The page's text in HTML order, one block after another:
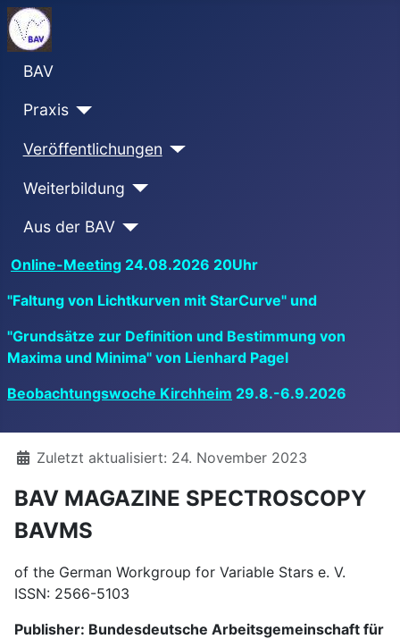
BAV
Praxis
Veröffentlichungen
Weiterbildung
Aus der BAV
Online-Meeting 24.08.2026 20Uhr
"Faltung von Lichtkurven mit StarCurve" und
"Grundsätze zur Definition und Bestimmung von
Maxima und Minima" von Lienhard Pagel
Beobachtungswoche Kirchheim 29.8.-6.9.2026
DetailsZuletzt aktualisiert: 24. November 2023
BAV MAGAZINE SPECTROSCOPY
BAVMS
of the German Workgroup for Variable Stars e. V.
ISSN: 2566-5103
Publisher: Bundesdeutsche Arbeitsgemeinschaft für